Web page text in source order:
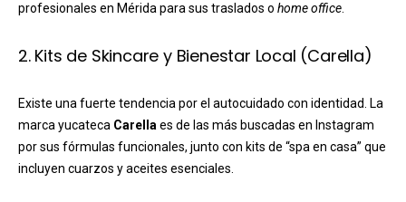
profesionales en Mérida para sus traslados o home office.
2. Kits de Skincare y Bienestar Local (Carella)
Existe una fuerte tendencia por el autocuidado con identidad. La
marca yucateca Carellaes de las más buscadas en Instagram
por sus fórmulas funcionales, junto con kits de “spa en casa” que
incluyen cuarzos y aceites esenciales.